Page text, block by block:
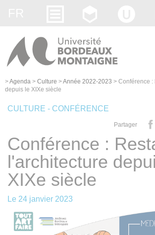
>Agenda > Culture >Année 2022-2023 > Conférence :
depuis le XIXe siècle
CULTURE - CONFÉRENCE
Partager
Conférence :
l'architecture
XIXe siècle
Le 24 janvier 2023